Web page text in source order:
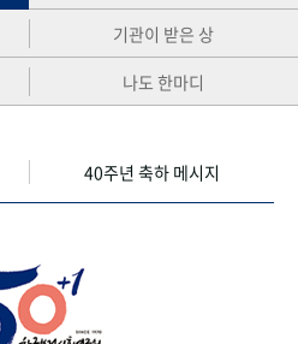
기관이 받은 상
나도 한마디
40주년 축하 메시지